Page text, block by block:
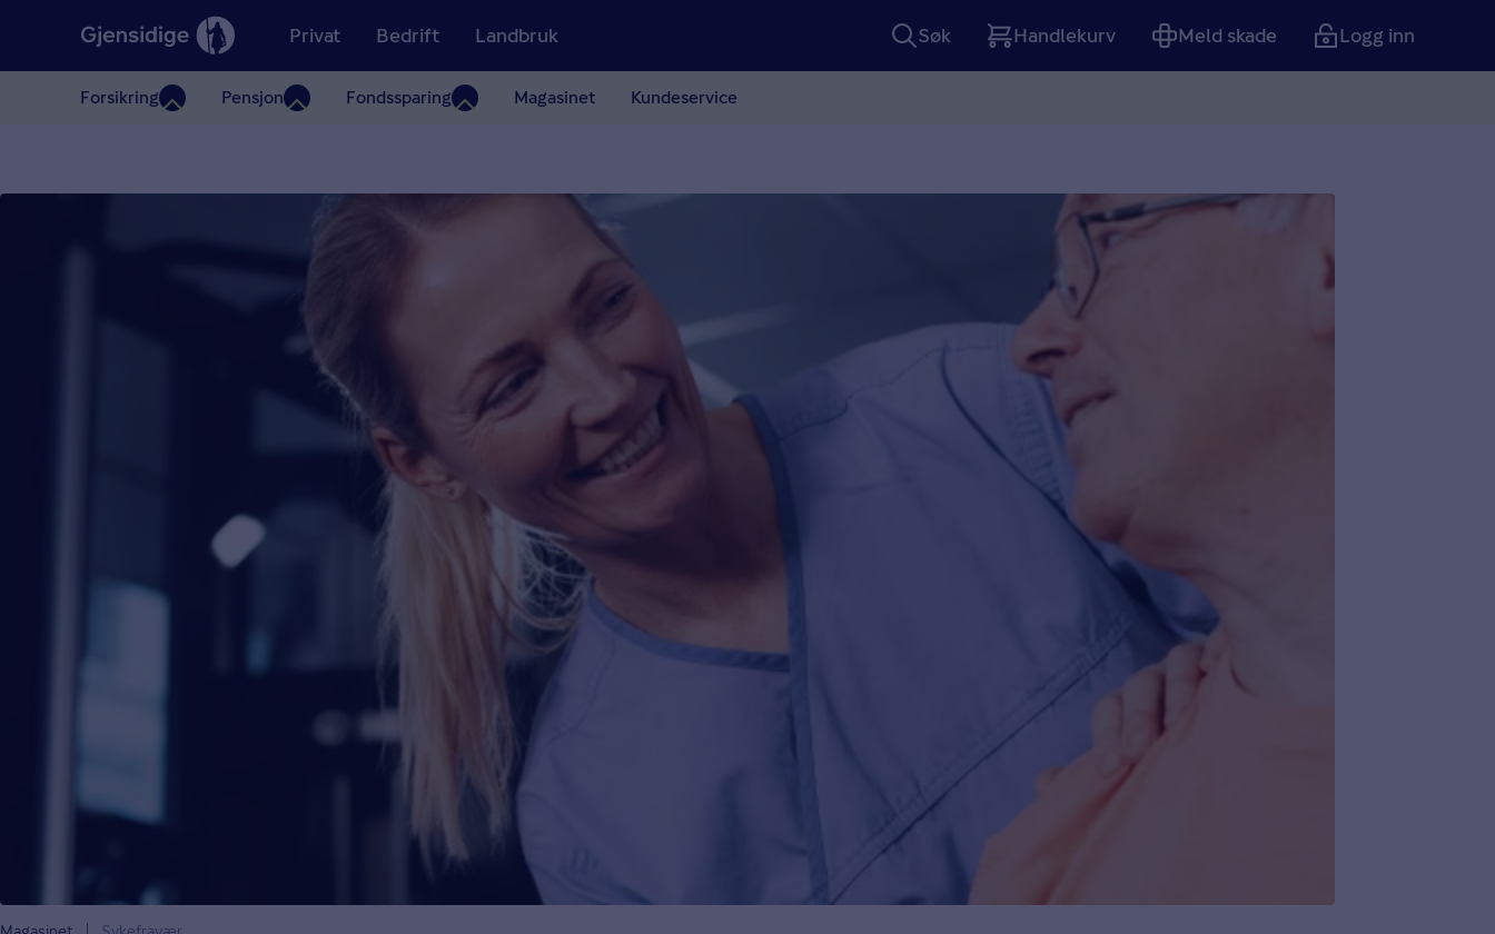
Privat
Forsikring Pensjon Fondssparing Magasinet Kundeservice
Bedrift Landbruk Søk
Handlekurv
Meld skade Logg inn